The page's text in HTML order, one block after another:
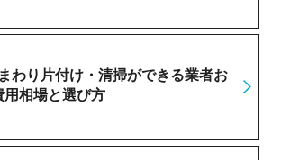
わり片付け・清掃ができる業者お
用相場と選び方